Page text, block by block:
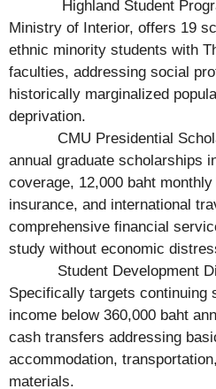
Highland Student
Ministry of Interior, offers 19
ethnic minority students with
faculties, addressing social
historically marginalized
deprivation.
CMU Presidential
annual graduate scholarships
coverage, 12,000 baht
insurance, and international
comprehensive financial
study without economic
Student Development
Specifically targets continuing
income below 360,000 baht
cash transfers addressing
accommodation,
materials.